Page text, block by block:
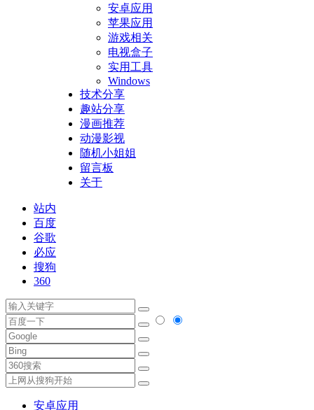
安卓应用
苹果应用
游戏相关
电视盒子
实用工具
Windows
技术分享
趣站分享
漫画推荐
动漫影视
随机小姐姐
留言板
关于
站内
百度
谷歌
必应
搜狗
360
安卓应用